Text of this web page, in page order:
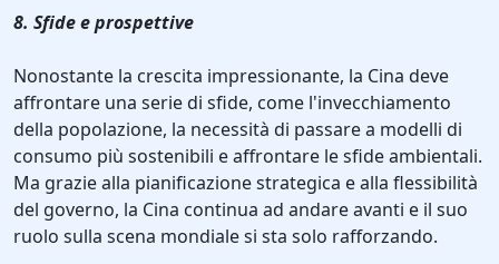
8. Sfide e prospettive
Nonostante la crescita impressionante, la Cina deve
affrontare una serie di sfide, come l'invecchiamento
della popolazione, la necessità di passare a modelli di
consumo più sostenibili e affrontare le sfide ambientali.
Ma grazie alla pianificazione strategica e alla flessibilità
del governo, la Cina continua ad andare avanti e il suo
ruolo sulla scena mondiale si sta solo rafforzando.